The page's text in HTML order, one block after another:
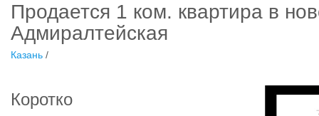
Продается 1 ком. квартира в
Адмиралтейская
Казань /
Коротко